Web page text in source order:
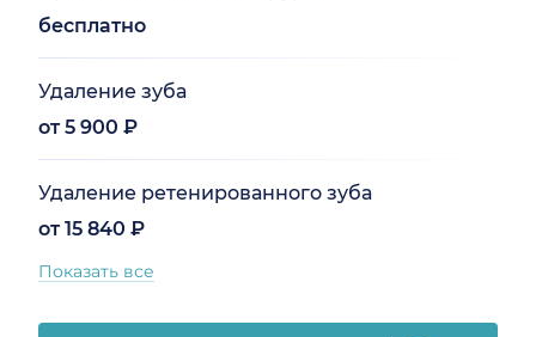
бесплатно
Удаление зуба
от 5 900 ₽
Удаление ретенированного зуба
от 15 840 ₽
Показать все